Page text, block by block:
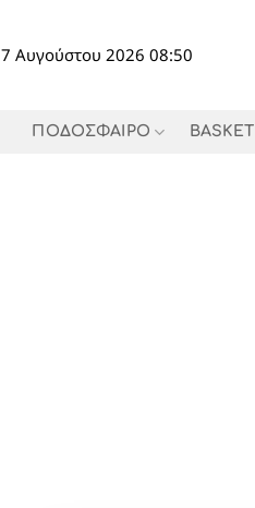
7 Αυγούστου 2026 08:50
ΠΟΔΟΣΦΑΙΡΟ BASKET